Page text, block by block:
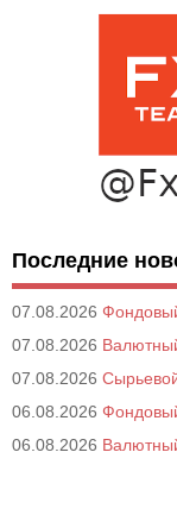
Последние
07.08.2026
07.08.2026
07.08.2026
06.08.2026
06.08.2026